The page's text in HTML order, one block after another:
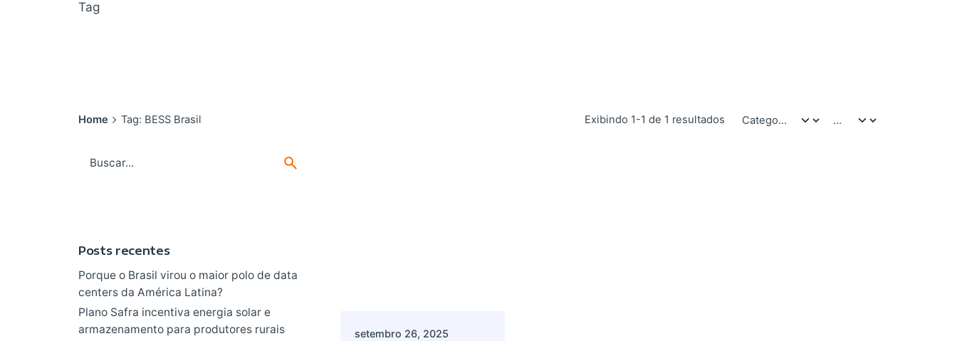
Tag
Home Tag: BESS Brasil Exibindo 1-1 de 1 resultados
Posts recentes
Porque o Brasil virou o maior polo de data
centers da América Latina?
Plano Safra incentiva energia solar e
armazenamento para produtores rurais
setembro 26, 2025